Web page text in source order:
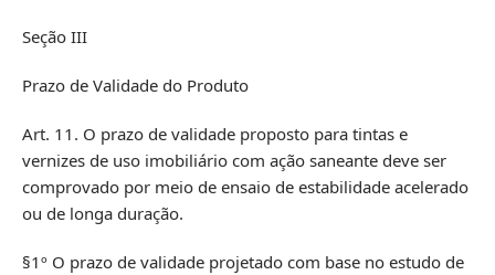
Seção III
Prazo de Validade do Produto
Art. 11. O prazo de validade proposto para tintas e
vernizes de uso imobiliário com ação saneante deve ser
comprovado por meio de ensaio de estabilidade acelerado
ou de longa duração.
§1º O prazo de validade projetado com base no estudo de